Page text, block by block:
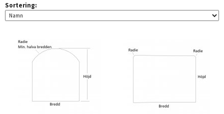
Sortering: